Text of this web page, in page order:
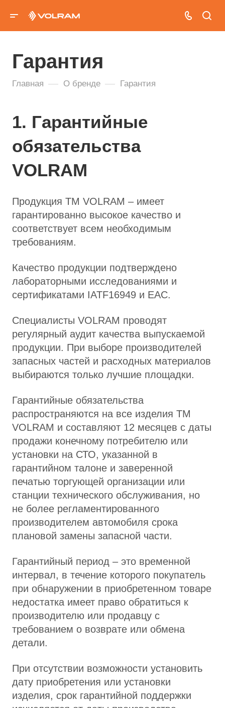
Гарантия
Главная — О бренде — Гарантия
1. Гарантийные
обязательства
VOLRAM
Продукция ТМ VOLRAM – имеет
гарантированно высокое качество и
соответствует всем необходимым
требованиям.
Качество продукции подтверждено
лабораторными исследованиями и
сертификатами IATF16949 и ЕАС.
Специалисты VOLRAM проводят
регулярный аудит качества выпускаемой
продукции. При выборе производителей
запасных частей и расходных материалов
выбираются только лучшие площадки.
Гарантийные обязательства
распространяются на все изделия ТМ
VOLRAM и составляют 12 месяцев с даты
продажи конечному потребителю или
установки на СТО, указанной в
гарантийном талоне и заверенной
печатью торгующей организации или
станции технического обслуживания, но
не более регламентированного
производителем автомобиля срока
плановой замены запасной части.
Гарантийный период – это временной
интервал, в течение которого покупатель
при обнаружении в приобретенном товаре
недостатка имеет право обратиться к
производителю или продавцу с
требованием о возврате или обмена
детали.
При отсутствии возможности установить
дату приобретения или установки
изделия, срок гарантийной поддержки